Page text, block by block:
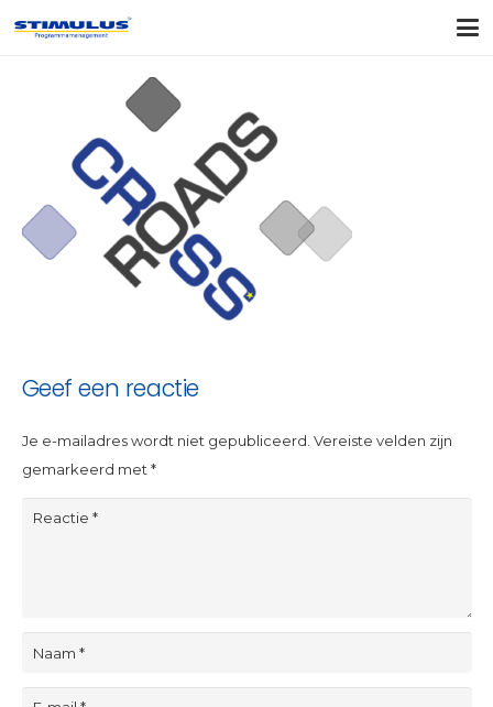
Geef een reactie
Je e-mailadres wordt niet gepubliceerd. Vereiste velden zijn
gemarkeerd met*